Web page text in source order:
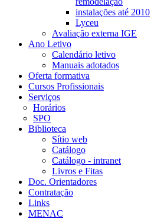
instalações até 2010
Lyceu
Avaliação externa IGE
Ano Letivo
Calendário letivo
Manuais adotados
Oferta formativa
Cursos Profissionais
Serviços
Horários
SPO
Biblioteca
Sítio web
Catálogo
Catálogo - intranet
Livros e Fitas
Doc. Orientadores
Contratação
Links
MENAC